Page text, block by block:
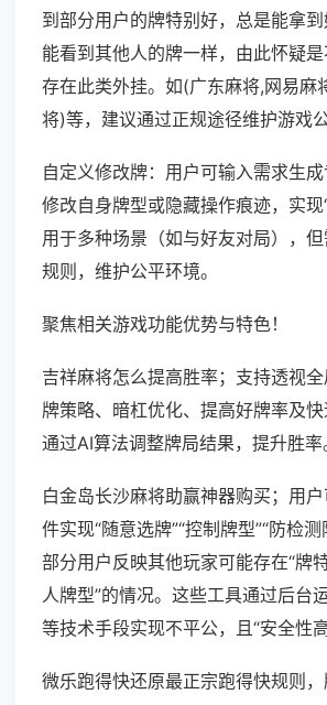
到部分用户的牌特别好，总是能拿
能看到其他人的牌一样，由此怀疑
存在此类外挂。如(广东麻将,网易麻
将)等，建议通过正规途径维护游戏公
自定义修改牌：用户可输入需求生成
修改自身牌型或隐藏操作痕迹，实现
用于多种场景（如与好友对局），
规则，维护公平环境。
聚焦相关游戏功能优势与特色！
吉祥麻将怎么提高胜率；支持透视
牌策略、暗杠优化、提高好牌率及快
通过AI算法调整牌局结果，提升胜率
白金岛长沙麻将助赢神器购买；用
件实现“随意选牌”“控制牌型”“防检测
部分用户反映其他玩家可能存在“牌
人牌型”的情况。这些工具通过后台
等技术手段实现不平公，且“安全性高
微乐跑得快还原最正宗跑得快规则